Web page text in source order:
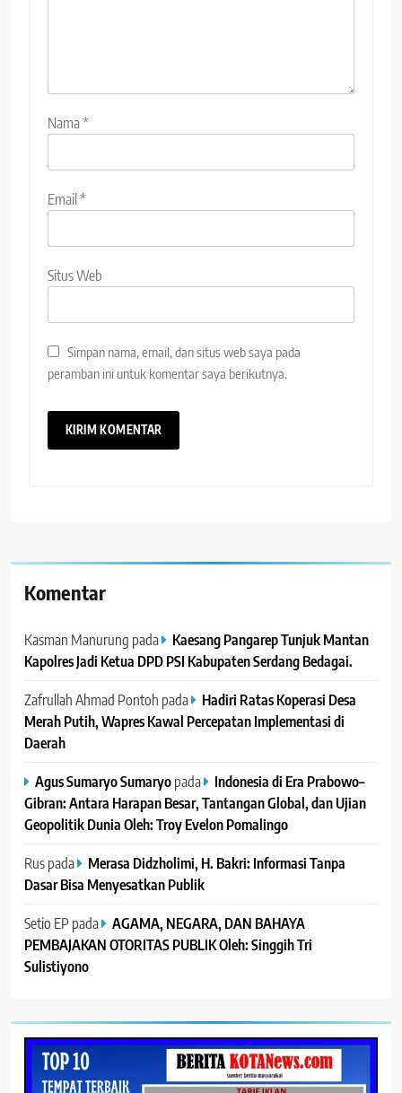
Nama*
Email*
Situs Web
Simpan nama, email, dan situs web saya pada
peramban ini untuk komentar saya berikutnya.
Komentar
Kasman Manurung pada
Kaesang Pangarep Tunjuk Mantan
Kapolres Jadi Ketua DPD PSI Kabupaten Serdang Bedagai. ‎ ‎
Zafrullah Ahmad Pontoh pada
Hadiri Ratas Koperasi Desa
Merah Putih, Wapres Kawal Percepatan Implementasi di
Daerah
Agus Sumaryo Sumaryopada
Indonesia di Era Prabowo–
Gibran: Antara Harapan Besar, Tantangan Global, dan Ujian
Geopolitik Dunia Oleh: Troy Evelon Pomalingo
Ruspada
Merasa Didzholimi, H. Bakri: Informasi Tanpa
Dasar Bisa Menyesatkan Publik
Setio EP pada
AGAMA, NEGARA, DAN BAHAYA
PEMBAJAKAN OTORITAS PUBLIK Oleh: Singgih Tri
Sulistiyono